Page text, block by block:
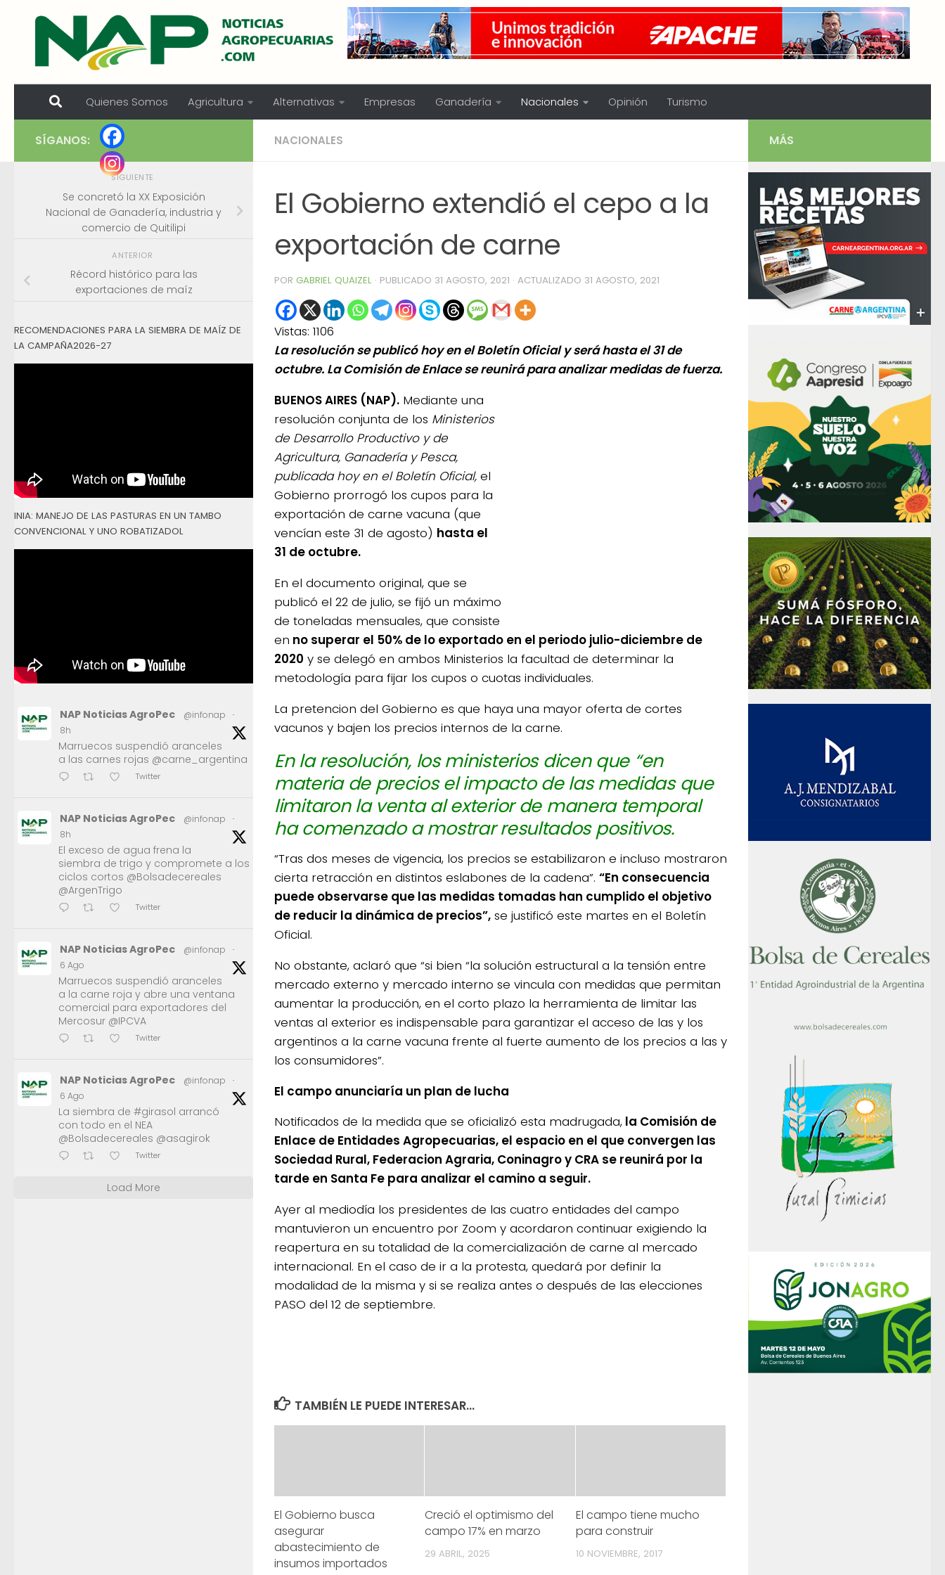
Skip to content
Quienes Somos Agricultura Alternativas Empresas Ganadería Nacionales Opinión Turismo
NACIONALES
El Gobierno extendió el cepo a la
exportación de carne
POR GABRIEL QUAIZEL · PUBLICADO 31 AGOSTO, 2021 · ACTUALIZADO 31 AGOSTO, 2021
Vistas: 1106
La resolución se publicó hoy en el Boletín Oficial y será hasta el 31 de
octubre. La Comisión de Enlace se reunirá para analizar medidas de fuerza.
BUENOS AIRES (NAP). Mediante una
resolución conjunta de los Ministerios
de Desarrollo Productivo y de
Agricultura, Ganadería y Pesca,
publicada hoy en el Boletín Oficial, el
Gobierno prorrogó los cupos para la
exportación de carne vacuna (que
vencían este 31 de agosto) hasta el
31 de octubre.
En el documento original, que se
publicó el 22 de julio, se fijó un máximo
de toneladas mensuales, que consiste
en no superar el 50% de lo exportado en el periodo julio-diciembre de
2020 y se delegó en ambos Ministerios la facultad de determinar la
metodología para fijar los cupos o cuotas individuales.
La pretencion del Gobierno es que haya una mayor oferta de cortes
vacunos y bajen los precios internos de la carne.
En la resolución, los ministerios dicen que “en
materia de precios el impacto de las medidas que
limitaron la venta al exterior de manera temporal
ha comenzado a mostrar resultados positivos.
“Tras dos meses de vigencia, los precios se estabilizaron e incluso mostraron
cierta retracción en distintos eslabones de la cadena”. “En consecuencia
puede observarse que las medidas tomadas han cumplido el objetivo
de reducir la dinámica de precios”, se justificó este martes en el Boletín
Oficial.
No obstante, aclaró que “si bien “la solución estructural a la tensión entre
mercado externo y mercado interno se vincula con medidas que permitan
aumentar la producción, en el corto plazo la herramienta de limitar las
ventas al exterior es indispensable para garantizar el acceso de las y los
argentinos a la carne vacuna frente al fuerte aumento de los precios a las y
los consumidores”.
El campo anunciaría un plan de lucha
Notificados de la medida que se oficializó esta madrugada, la Comisión de
Enlace de Entidades Agropecuarias, el espacio en el que convergen las
Sociedad Rural, Federacion Agraria, Coninagro y CRA se reunirá por la
tarde en Santa Fe para analizar el camino a seguir.
Ayer al mediodía los presidentes de las cuatro entidades del campo
mantuvieron un encuentro por Zoom y acordaron continuar exigiendo la
reapertura en su totalidad de la comercialización de carne al mercado
internacional. En el caso de ir a la protesta, quedará por definir la
modalidad de la misma y si se realiza antes o después de las elecciones
PASO del 12 de septiembre.
TAMBIÉN LE PUEDE INTERESAR...
El Gobierno busca
asegurar
abastecimiento de
insumos importados
Creció el optimismo del
campo 17% en marzo
29 ABRIL, 2025
El campo tiene mucho
para construir
10 NOVIEMBRE, 2017
SÍGANOS:
SIGUIENTE
Se concretó la XX Exposición
Nacional de Ganadería, industria y
comercio de Quitilipi
ANTERIOR
Récord histórico para las
exportaciones de maíz
RECOMENDACIONES PARA LA SIEMBRA DE MAÍZ DE
LA CAMPAÑA2026-27
INIA: MANEJO DE LAS PASTURAS EN UN TAMBO
CONVENCIONAL Y UNO ROBATIZADOL
NAP Noticias AgroPec @infonap
·
8h
Marruecos suspendió aranceles
a las carnes rojas @carne_argentina
Twitter
NAP Noticias AgroPec @infonap
·
8h
El exceso de agua frena la
siembra de trigo y compromete a los
ciclos cortos @Bolsadecereales
@ArgenTrigo
Twitter
NAP Noticias AgroPec @infonap
·
6 Ago
Marruecos suspendió aranceles
a la carne roja y abre una ventana
comercial para exportadores del
Mercosur @IPCVA
Twitter
NAP Noticias AgroPec @infonap
·
6 Ago
La siembra de #girasol arrancó
con todo en el NEA
@Bolsadecereales @asagirok
Twitter
Load More
MÁS